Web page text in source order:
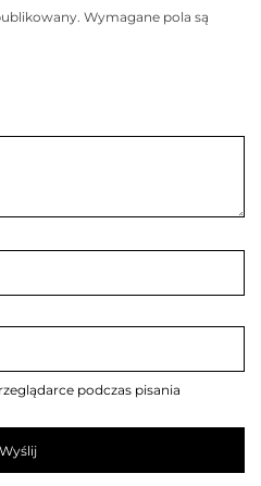
Wymagane pola są
podczas pisania